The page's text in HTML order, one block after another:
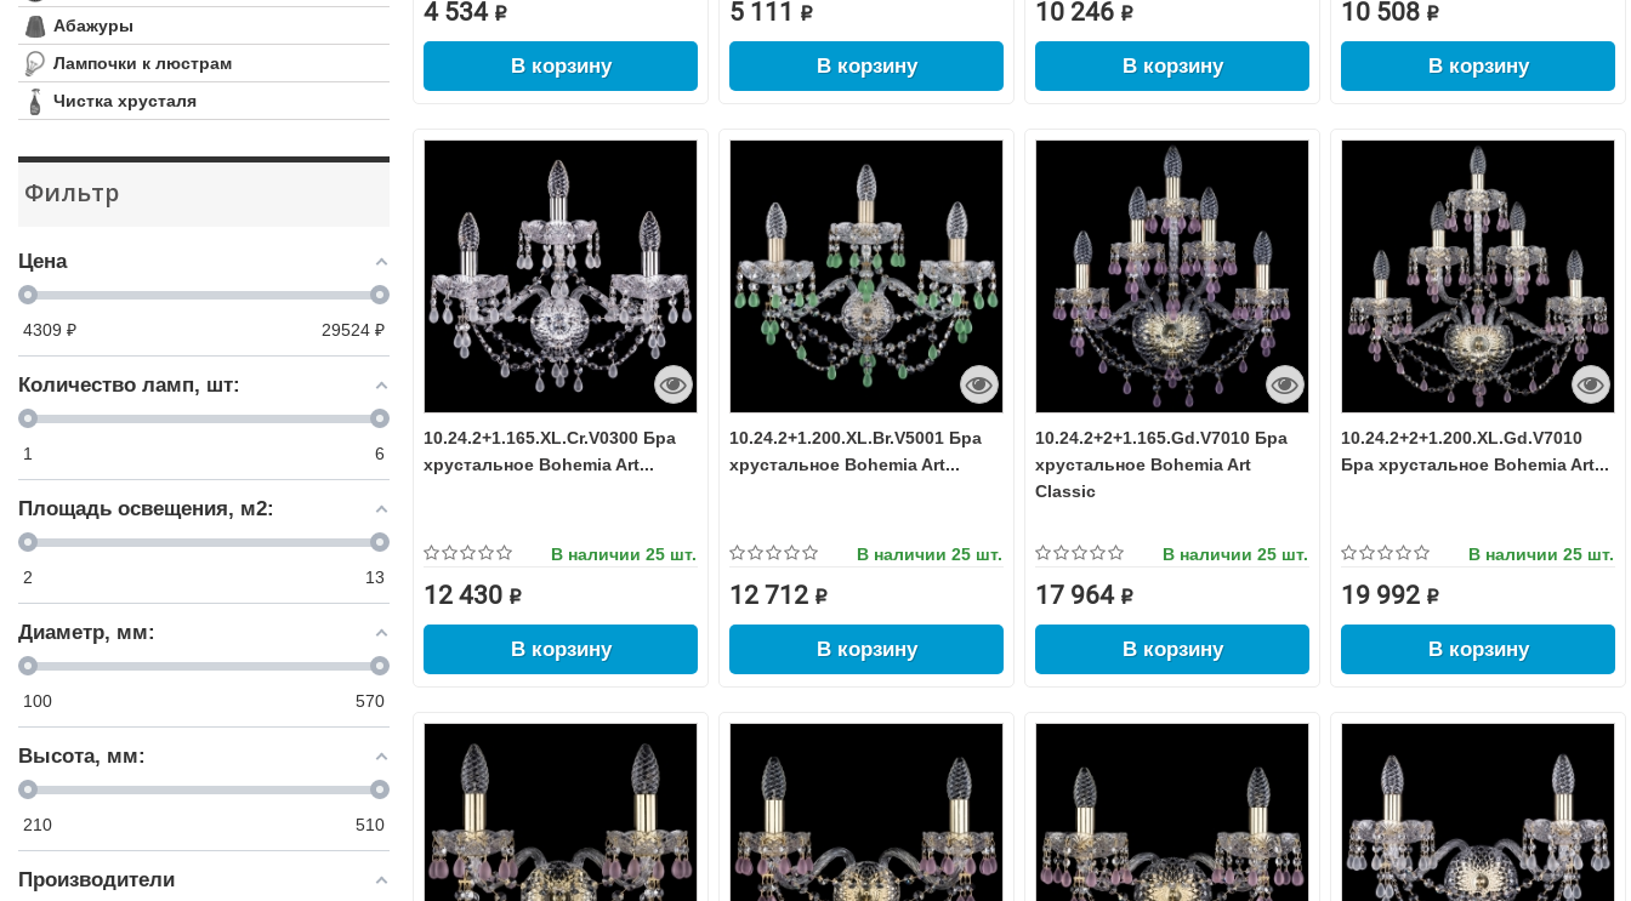
Абажуры
Лампочки к люстрам
Чистка хрусталя
Фильтр
Цена
4309 ₽ 29524 ₽
Количество ламп, шт:
1 6
Площадь освещения, м2:
2 13
Диаметр, мм:
100 570
Высота, мм:
210 510
Производители
4 534 ₽
В корзину
5 111 ₽
В корзину
10 246 ₽
В корзину
10 508 ₽
В корзину
10.24.2+1.165.XL.Cr.V0300 Бра
хрустальное Bohemia Art...
В наличии 25 шт.
12 430 ₽
В корзину
10.24.2+1.200.XL.Br.V5001 Бра
хрустальное Bohemia Art...
В наличии 25 шт.
12 712 ₽
В корзину
10.24.2+2+1.165.Gd.V7010 Бра
хрустальное Bohemia Art
Classic
В наличии 25 шт.
17 964 ₽
В корзину
10.24.2+2+1.200.XL.Gd.V7010
Бра хрустальное Bohemia Art...
В наличии 25 шт.
19 992 ₽
В корзину